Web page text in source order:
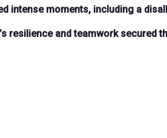
intense moments, including a
resilience and teamwork